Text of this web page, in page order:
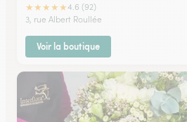
★★★★★4.6 (92)
3, rue Albert Roullée
Voir la boutique